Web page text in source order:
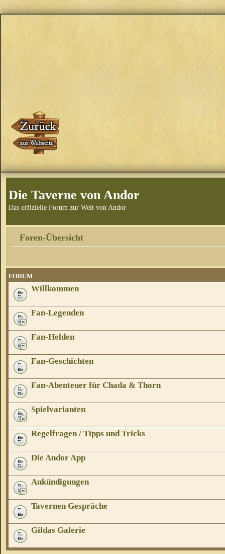
Die Taverne von Andor
Das offizielle Forum zur Welt von Andor
Foren-Übersicht
FORUM
Willkommen
Fan-Legenden
Fan-Helden
Fan-Geschichten
Fan-Abenteuer für Chada & Thorn
Spielvarianten
Regelfragen / Tipps und Tricks
Die Andor App
Ankündigungen
Tavernen Gespräche
Gildas Galerie